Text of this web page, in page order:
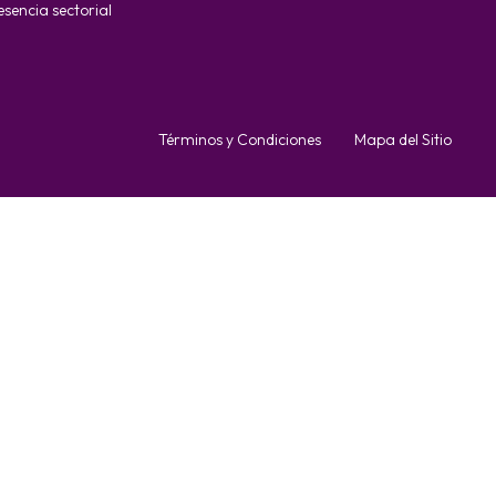
sectorial
Términos y Condiciones Mapa del Sitio